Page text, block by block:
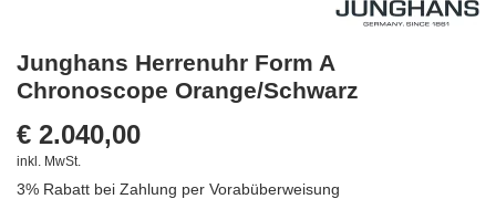
Junghans Herrenuhr Form A
Chronoscope Orange/Schwarz
€ 2.040,00
inkl. MwSt.
3% Rabatt bei Zahlung per Vorabüberweisung